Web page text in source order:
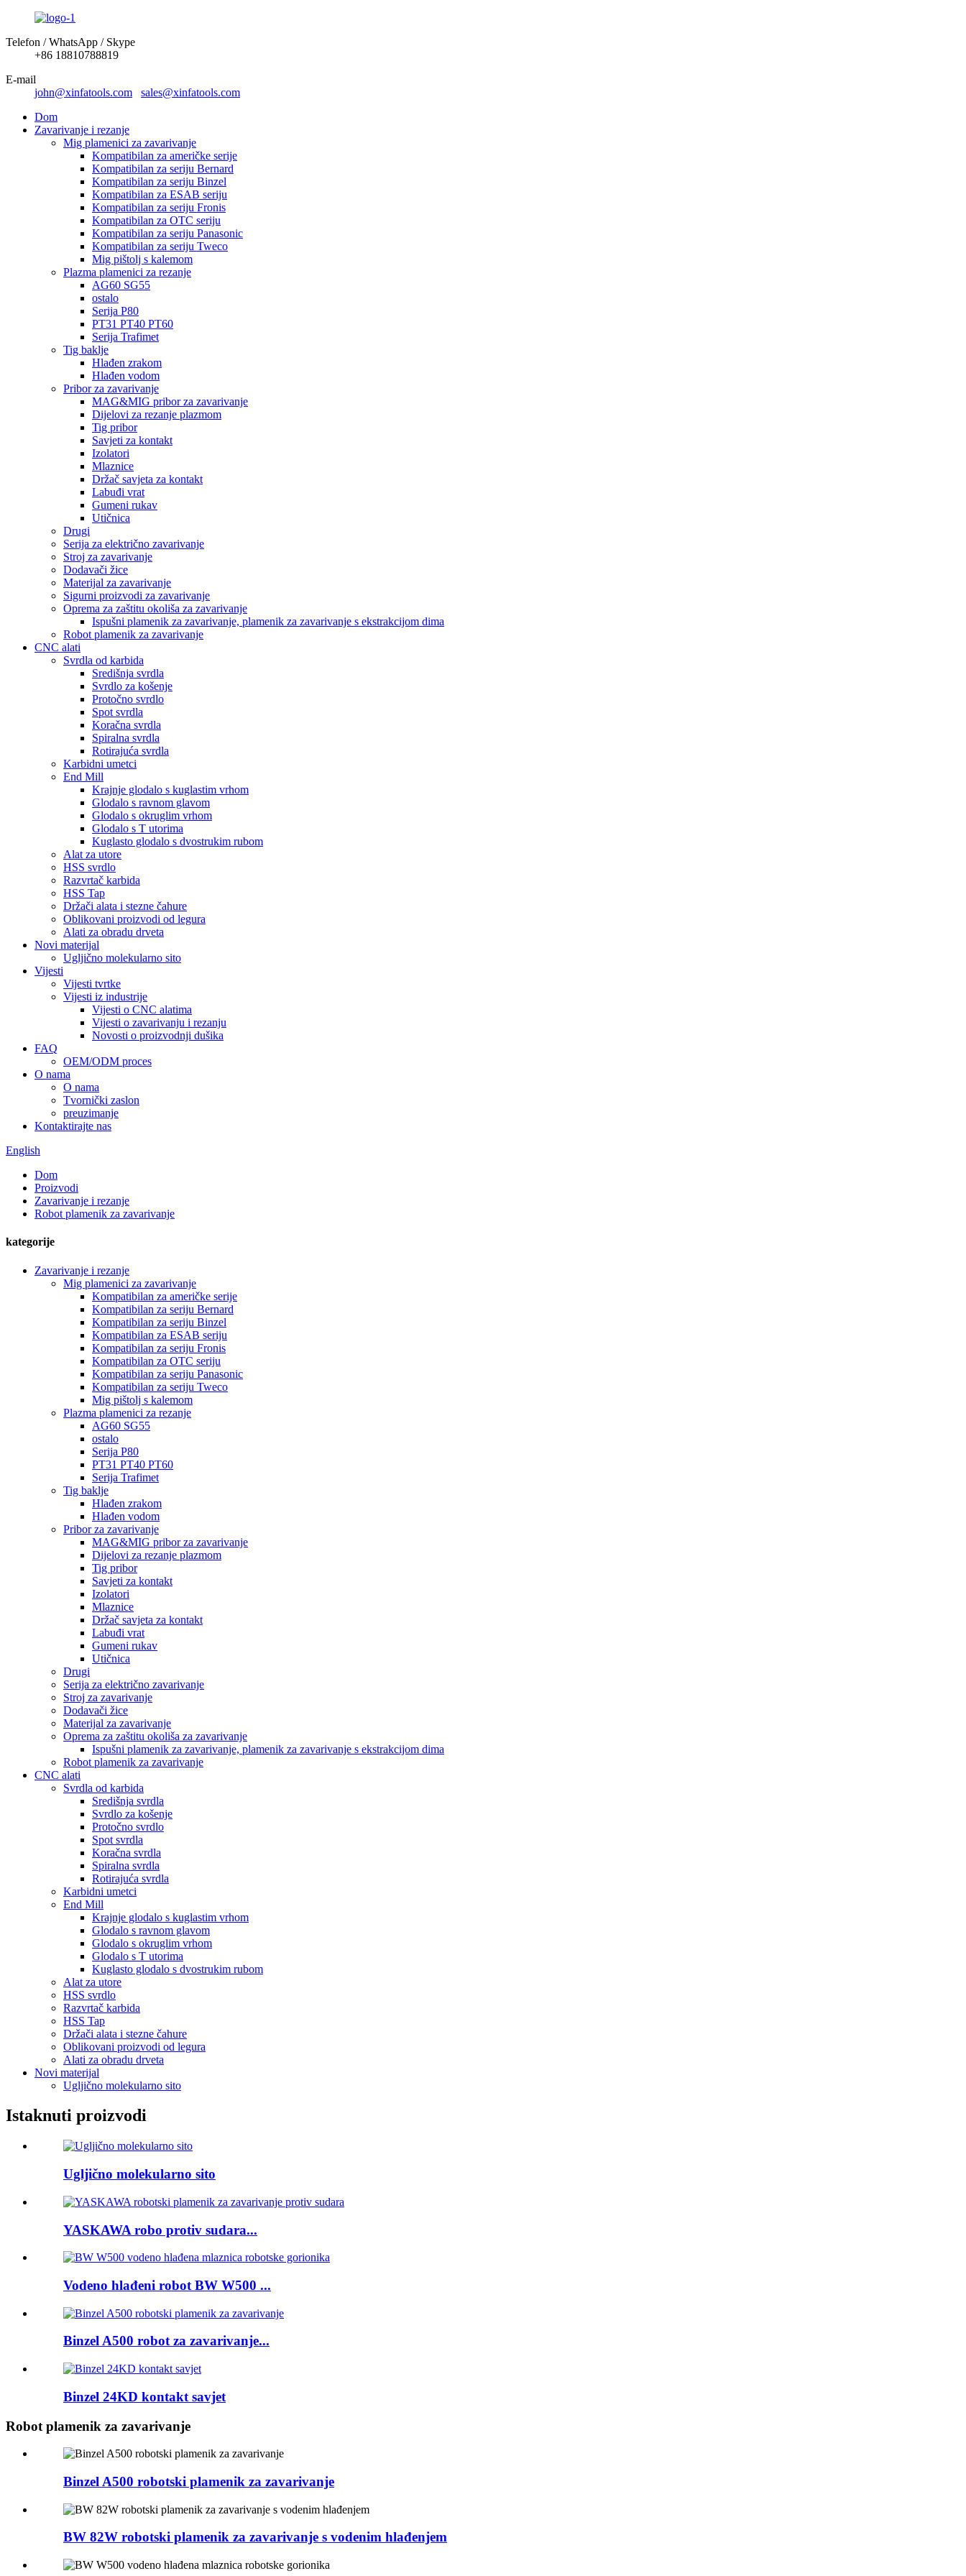
Telefon / WhatsApp / Skype
+86 18810788819
E-mail
john@xinfatools.com
sales@xinfatools.com
Dom
Zavarivanje i rezanje
Mig plamenici za zavarivanje
Kompatibilan za američke serije
Kompatibilan za seriju Bernard
Kompatibilan za seriju Binzel
Kompatibilan za ESAB seriju
Kompatibilan za seriju Fronis
Kompatibilan za OTC seriju
Kompatibilan za seriju Panasonic
Kompatibilan za seriju Tweco
Mig pištolj s kalemom
Plazma plamenici za rezanje
AG60 SG55
ostalo
Serija P80
PT31 PT40 PT60
Serija Trafimet
Tig baklje
Hlađen zrakom
Hlađen vodom
Pribor za zavarivanje
MAG&MIG pribor za zavarivanje
Dijelovi za rezanje plazmom
Tig pribor
Savjeti za kontakt
Izolatori
Mlaznice
Držač savjeta za kontakt
Labuđi vrat
Gumeni rukav
Utičnica
Drugi
Serija za električno zavarivanje
Stroj za zavarivanje
Dodavači žice
Materijal za zavarivanje
Sigurni proizvodi za zavarivanje
Oprema za zaštitu okoliša za zavarivanje
Ispušni plamenik za zavarivanje, plamenik za zavarivanje s ekstrakcijom dima
Robot plamenik za zavarivanje
CNC alati
Svrdla od karbida
Središnja svrdla
Svrdlo za košenje
Protočno svrdlo
Spot svrdla
Koračna svrdla
Spiralna svrdla
Rotirajuća svrdla
Karbidni umetci
End Mill
Krajnje glodalo s kuglastim vrhom
Glodalo s ravnom glavom
Glodalo s okruglim vrhom
Glodalo s T utorima
Kuglasto glodalo s dvostrukim rubom
Alat za utore
HSS svrdlo
Razvrtač karbida
HSS Tap
Držači alata i stezne čahure
Oblikovani proizvodi od legura
Alati za obradu drveta
Novi materijal
Ugljično molekularno sito
Vijesti
Vijesti tvrtke
Vijesti iz industrije
Vijesti o CNC alatima
Vijesti o zavarivanju i rezanju
Novosti o proizvodnji dušika
FAQ
OEM/ODM proces
O nama
O nama
Tvornički zaslon
preuzimanje
Kontaktirajte nas
English
Dom
Proizvodi
Zavarivanje i rezanje
Robot plamenik za zavarivanje
kategorije
Zavarivanje i rezanje
Mig plamenici za zavarivanje
Kompatibilan za američke serije
Kompatibilan za seriju Bernard
Kompatibilan za seriju Binzel
Kompatibilan za ESAB seriju
Kompatibilan za seriju Fronis
Kompatibilan za OTC seriju
Kompatibilan za seriju Panasonic
Kompatibilan za seriju Tweco
Mig pištolj s kalemom
Plazma plamenici za rezanje
AG60 SG55
ostalo
Serija P80
PT31 PT40 PT60
Serija Trafimet
Tig baklje
Hlađen zrakom
Hlađen vodom
Pribor za zavarivanje
MAG&MIG pribor za zavarivanje
Dijelovi za rezanje plazmom
Tig pribor
Savjeti za kontakt
Izolatori
Mlaznice
Držač savjeta za kontakt
Labuđi vrat
Gumeni rukav
Utičnica
Drugi
Serija za električno zavarivanje
Stroj za zavarivanje
Dodavači žice
Materijal za zavarivanje
Oprema za zaštitu okoliša za zavarivanje
Ispušni plamenik za zavarivanje, plamenik za zavarivanje s ekstrakcijom dima
Robot plamenik za zavarivanje
CNC alati
Svrdla od karbida
Središnja svrdla
Svrdlo za košenje
Protočno svrdlo
Spot svrdla
Koračna svrdla
Spiralna svrdla
Rotirajuća svrdla
Karbidni umetci
End Mill
Krajnje glodalo s kuglastim vrhom
Glodalo s ravnom glavom
Glodalo s okruglim vrhom
Glodalo s T utorima
Kuglasto glodalo s dvostrukim rubom
Alat za utore
HSS svrdlo
Razvrtač karbida
HSS Tap
Držači alata i stezne čahure
Oblikovani proizvodi od legura
Alati za obradu drveta
Novi materijal
Ugljično molekularno sito
Istaknuti proizvodi
Ugljično molekularno sito
YASKAWA robo protiv sudara...
Vodeno hlađeni robot BW W500 ...
Binzel A500 robot za zavarivanje...
Binzel 24KD kontakt savjet
Robot plamenik za zavarivanje
Binzel A500 robotski plamenik za zavarivanje
BW 82W robotski plamenik za zavarivanje s vodenim hlađenjem